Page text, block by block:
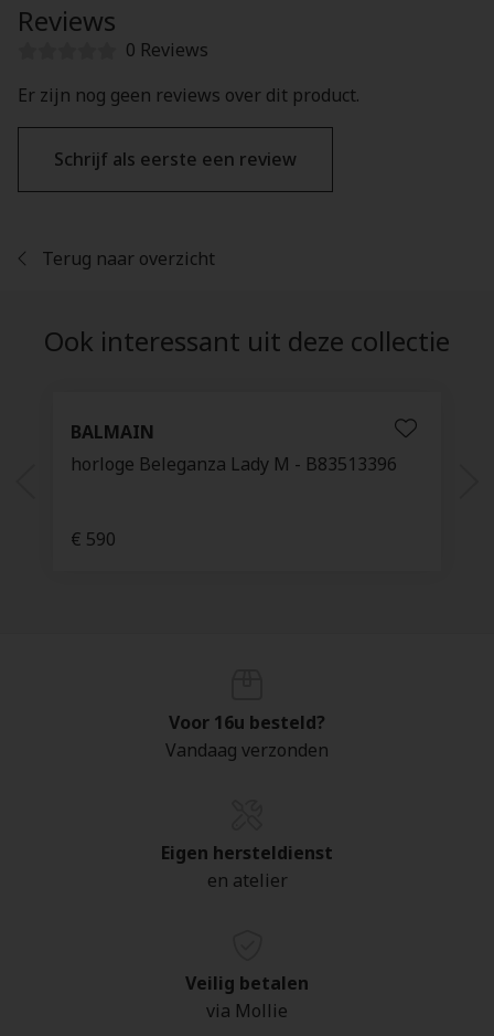
Reviews
0 Reviews
Er zijn nog geen reviews over dit product.
Schrijf als eerste een review
Terug naar overzicht
Ook interessant uit deze collectie
BALMAIN
horloge Beleganza Lady M - B83513396
€ 590
Voor 16u besteld?
Vandaag verzonden
Eigen hersteldienst
en atelier
Veilig betalen
via Mollie